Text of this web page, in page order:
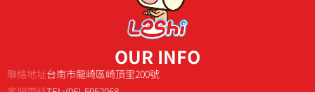
OUR INFO
聯絡地址台南市龍崎區崎頂里200號